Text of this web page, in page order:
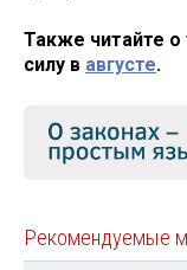
Также читайте о
силу в августе.
Рекомендуемые